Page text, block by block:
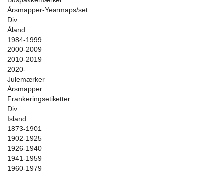
Årsmapper-Yearmaps/set
Div.
Åland
1984-1999.
2000-2009
2010-2019
2020-
Julemærker
Årsmapper
Frankeringsetiketter
Div.
Island
1873-1901
1902-1925
1926-1940
1941-1959
1960-1979